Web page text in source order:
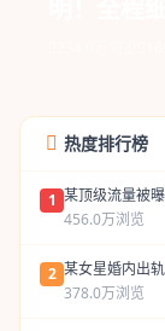
热度排行榜
1 某顶级流量被
456.0万浏览
2 某女星婚内出
378.0万浏览